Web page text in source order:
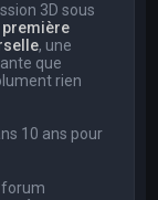
3D sous
première
, une
que
rien
10 ans pour
forum